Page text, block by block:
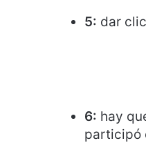
5: dar
6: hay
participó